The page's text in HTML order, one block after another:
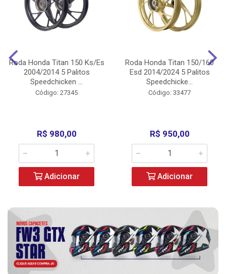
Roda Honda Titan 150 Ks/Es
2004/2014 5 Palitos
Speedchicken ...
Código: 27345
R$ 980,00
Adicionar
Roda Honda Titan 150/160
Esd 2014/2024 5 Palitos
Speedchicke...
Código: 33477
R$ 950,00
Adicionar